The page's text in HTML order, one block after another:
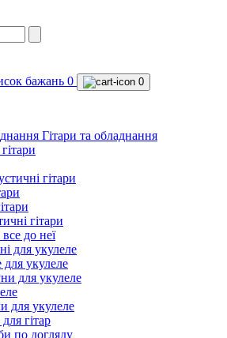
0 0
Гітари та обладнання
гітари
гітари
до неї
для укулеле
для укулеле
для укулеле
для укулеле
гітар
по догляду